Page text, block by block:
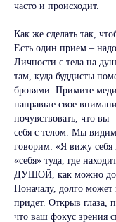
часто и происходит.
Как же сделать так,
Есть один прием –
Личности с тела на
там, куда буддисты
бровями. Примите
направьте свое
почувствовать, что
себя с телом. Мы
говорим: «Я вижу себя
«себя» туда, где
ДУШОЙ, как можно
Поначалу, долго
придет. Открыв глаза,
что ваш фокус зрения